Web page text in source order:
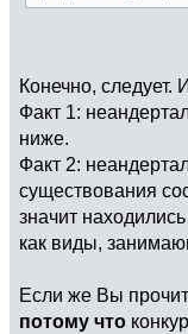
Конечно, следует.
Факт 1:
ниже.
Факт 2:
существования
значит
как виды,
Если же Вы
потому что